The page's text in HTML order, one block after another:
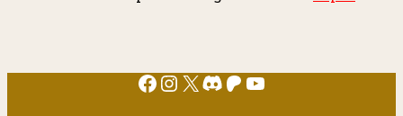
Facebook
Instagram
X Discord
Patreon
YouTube